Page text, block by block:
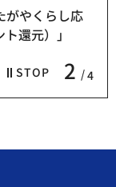
STOP 2 4
がやくらし応
還元）」